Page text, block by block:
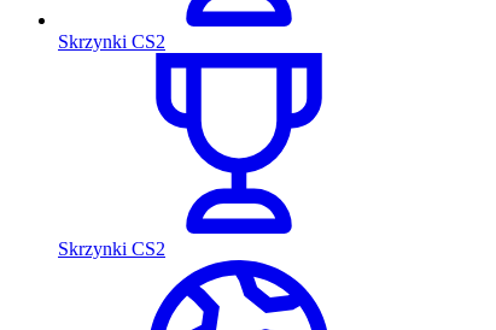
Skrzynki CS2
Skrzynki CS2